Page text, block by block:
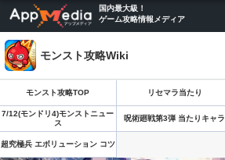
国内最大級！
ゲーム攻略情報メディア
モンスト攻略Wiki
モンスト攻略TOP リセマラ当たり
7/12(モンドリ4)モンストニュー
ス
呪術廻戦第3弾 当たりキャラ
超究極兵 エボリューション コツ